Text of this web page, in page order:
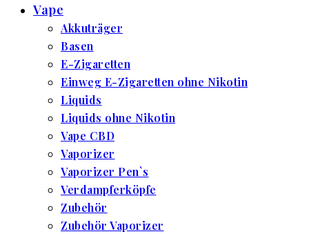
Vape
Akkuträger
Basen
E-Zigaretten
Einweg E-Zigaretten ohne Nikotin
Liquids
Liquids ohne Nikotin
Vape CBD
Vaporizer
Vaporizer Pen`s
Verdampferköpfe
Zubehör
Zubehör Vaporizer